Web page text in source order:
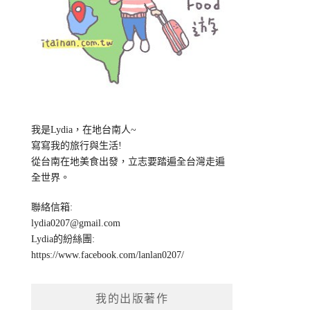
我是Lydia，在地台南人~
寫寫我的旅行與生活!
從台南在地美食出發，立志要踏遍全台灣走遍
全世界。
聯絡信箱:
lydia0207@gmail.com
Lydia的紛絲團:
https://www.facebook.com/lanlan0207/
我的出版著作